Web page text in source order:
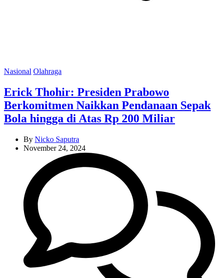
Categories
Nasional Olahraga
Erick Thohir: Presiden Prabowo
Berkomitmen Naikkan Pendanaan Sepak
Bola hingga di Atas Rp 200 Miliar
By Nicko Saputra
November 24, 2024